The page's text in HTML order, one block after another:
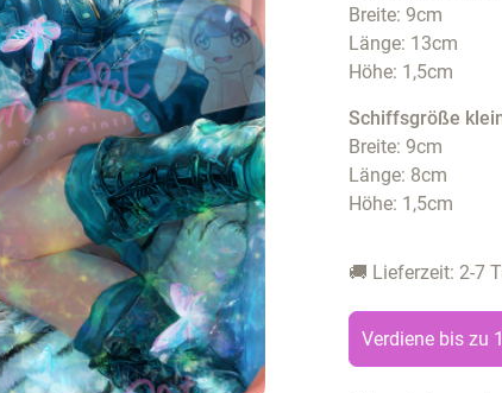
Breite: 9cm
Länge: 13cm
Höhe: 1,5cm
Schiffsgröße
Breite: 9cm
Länge: 8cm
Höhe: 1,5cm
🚚 Lieferzeit: 2-7
Verdiene bis zu